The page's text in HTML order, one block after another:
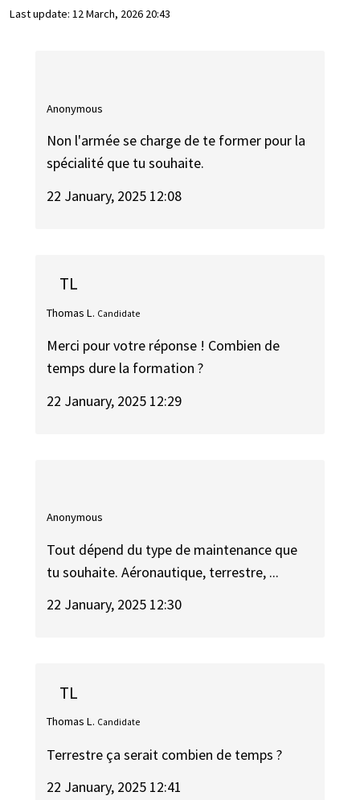
Last update: 12 March, 2026 20:43
Anonymous
Non l'armée se charge de te former pour la
spécialité que tu souhaite.
22 January, 2025 12:08
TL
Thomas L. Candidate
Merci pour votre réponse ! Combien de
temps dure la formation ?
22 January, 2025 12:29
Anonymous
Tout dépend du type de maintenance que
tu souhaite. Aéronautique, terrestre, ...
22 January, 2025 12:30
TL
Thomas L. Candidate
Terrestre ça serait combien de temps ?
22 January, 2025 12:41